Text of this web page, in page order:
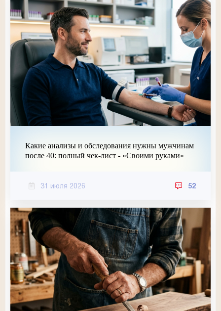
Какие анализы и обследования нужны мужчинам
после 40: полный чек-лист - «Своими руками»
31 июля 2026 52